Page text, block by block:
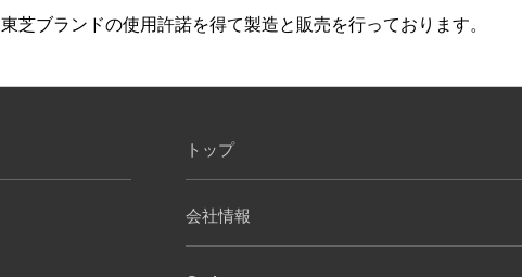
東芝ブランドの使用許諾を得て製造と販売を行っております。
トップ
会社情報